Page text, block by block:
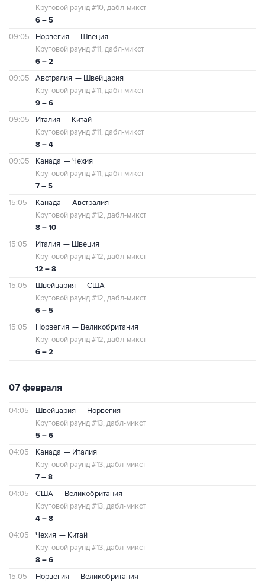
6 – 5
Круговой раунд #10, дабл-микст
09:05 Норвегия — Швеция
6 – 2
Круговой раунд #11, дабл-микст
09:05 Австралия — Швейцария
9 – 6
Круговой раунд #11, дабл-микст
09:05 Италия — Китай
8 – 4
Круговой раунд #11, дабл-микст
09:05 Канада — Чехия
7 – 5
Круговой раунд #11, дабл-микст
15:05 Канада — Австралия
8 – 10
Круговой раунд #12, дабл-микст
15:05 Италия — Швеция
12 – 8
Круговой раунд #12, дабл-микст
15:05 Швейцария — США
6 – 5
Круговой раунд #12, дабл-микст
15:05 Норвегия — Великобритания
6 – 2
Круговой раунд #12, дабл-микст
07 февраля
04:05 Швейцария — Норвегия
5 – 6
Круговой раунд #13, дабл-микст
04:05 Канада — Италия
7 – 8
Круговой раунд #13, дабл-микст
04:05 США — Великобритания
4 – 8
Круговой раунд #13, дабл-микст
04:05 Чехия — Китай
8 – 6
Круговой раунд #13, дабл-микст
15:05 Норвегия — Великобритания